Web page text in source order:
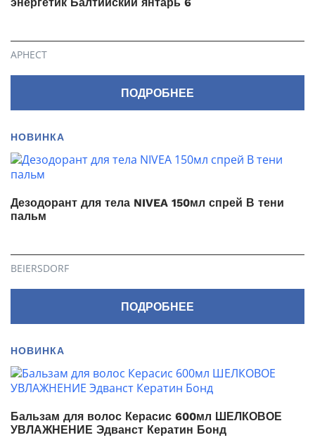
АРНЕСТ
ПОДРОБНЕЕ
НОВИНКА
Дезодорант для тела NIVEA 150мл спрей В тени
пальм
BEIERSDORF
ПОДРОБНЕЕ
НОВИНКА
Бальзам для волос Керасис 600мл ШЕЛКОВОЕ
УВЛАЖНЕНИЕ Эдванст Кератин Бонд